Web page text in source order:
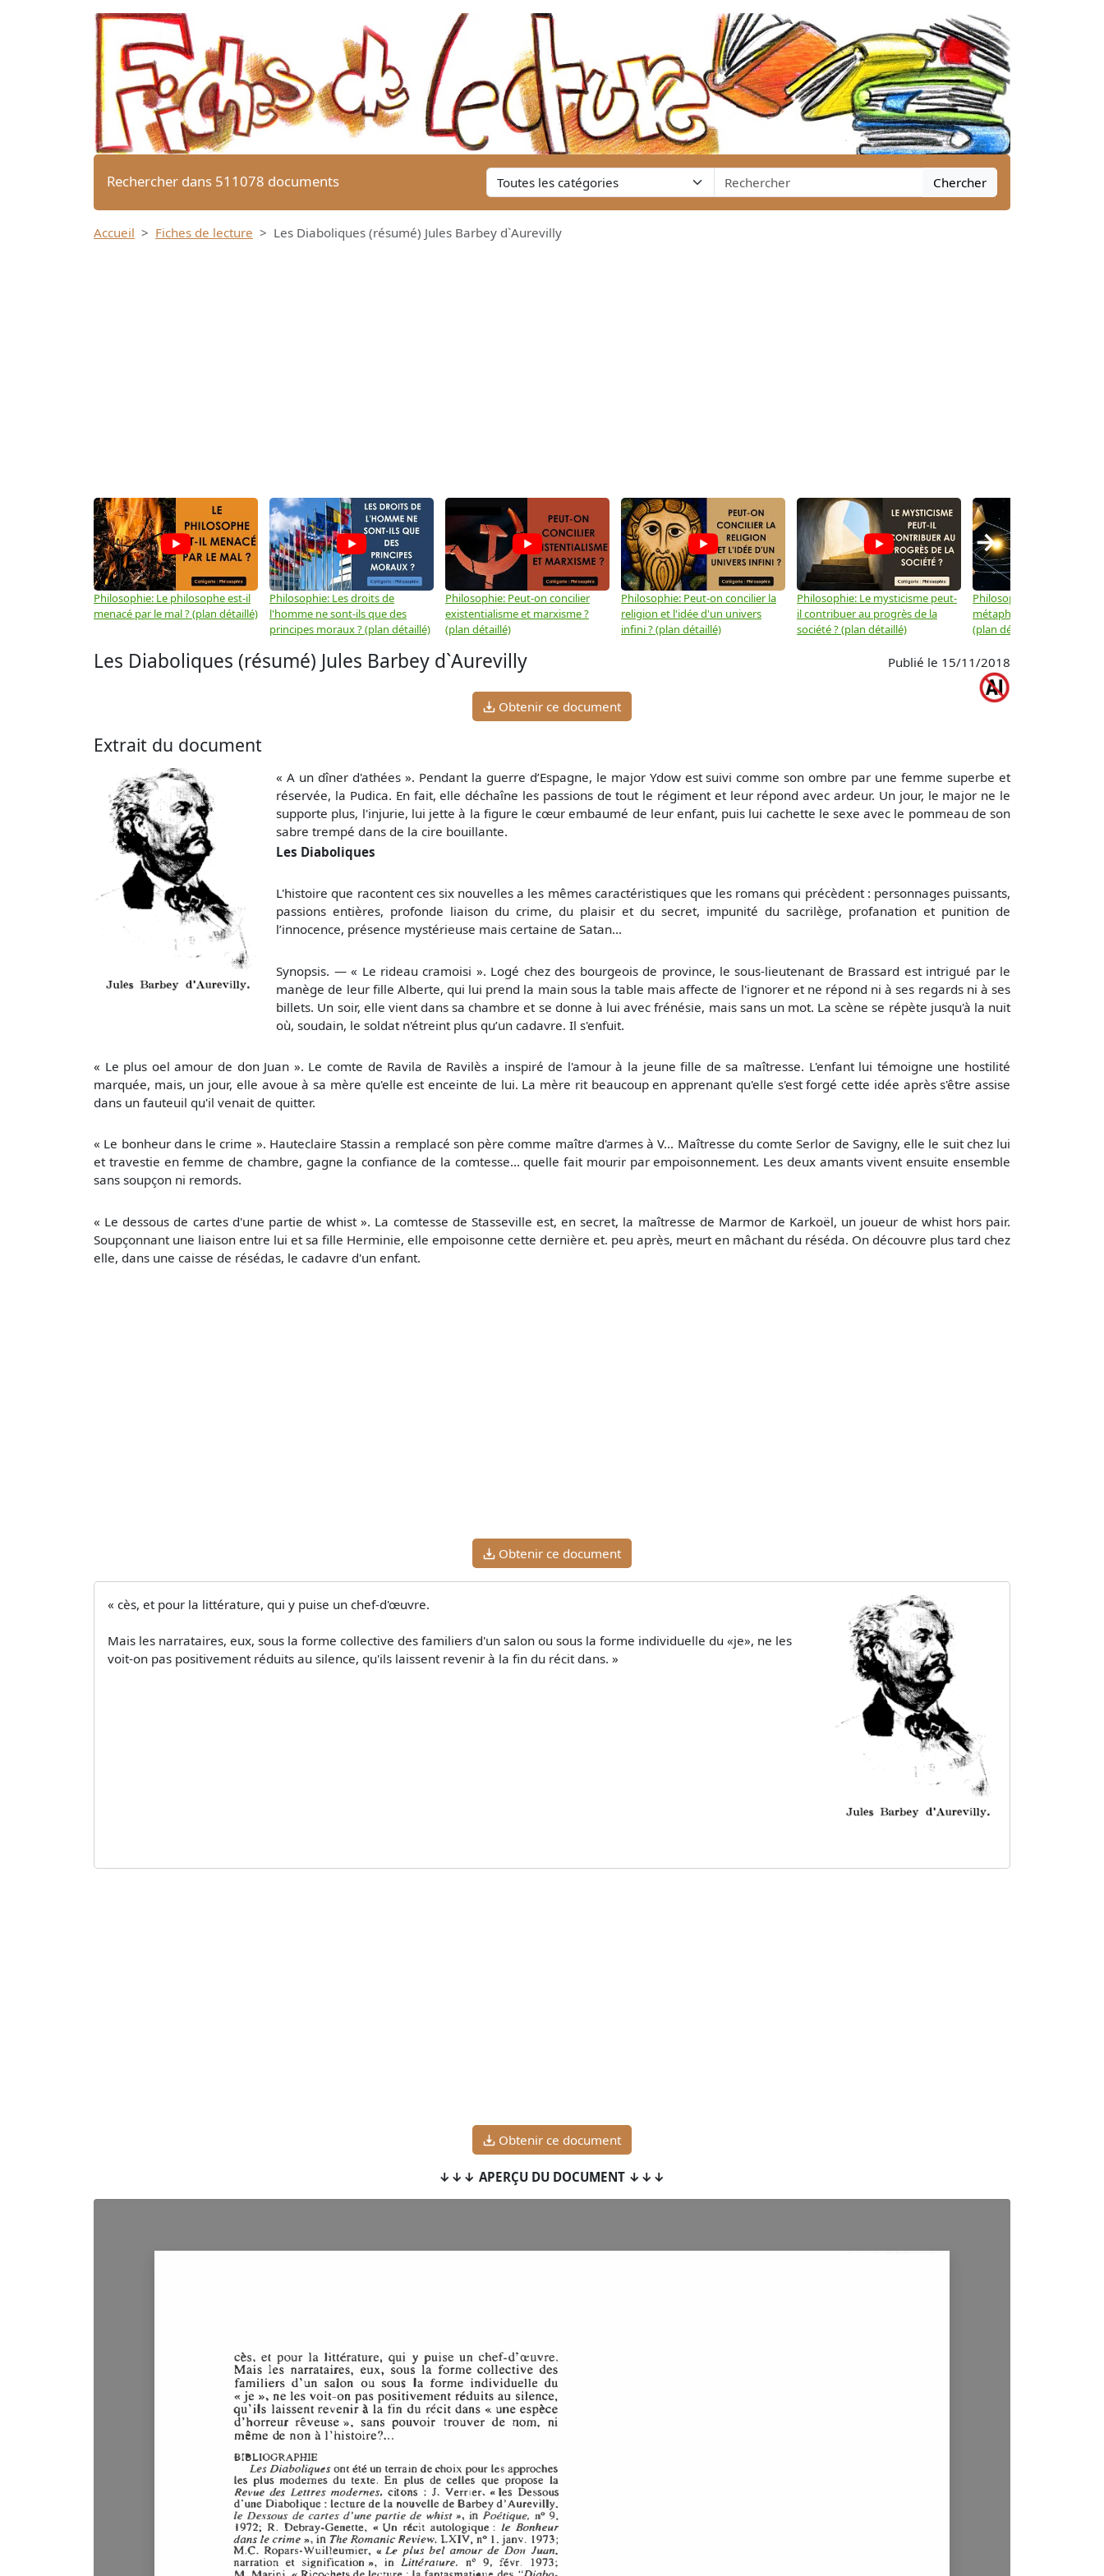
Rechercher dans 511078 documents Chercher
Accueil Fiches de lecture Les Diaboliques (résumé) Jules Barbey d`Aurevilly
Philosophie: Le philosophe est-il
menacé par le mal ? (plan détaillé)
Philosophie: Les droits de
l'homme ne sont-ils que des
principes moraux ? (plan détaillé)
Philosophie: Peut-on concilier
existentialisme et marxisme ?
(plan détaillé)
Philosophie: Peut-on concilier la
religion et l'idée d'un univers
infini ? (plan détaillé)
Philosophie: Le mysticisme peut-
il contribuer au progrès de la
société ? (plan détaillé)
Philosophie: Peut-on lier la
métaphysique à la
(plan détaillé)
→
Les Diaboliques (résumé) Jules Barbey d`Aurevilly Publié le 15/11/2018
Obtenir ce document
Extrait du document
« A un dîner d'athées ». Pendant la guerre d’Espagne, le major Ydow est suivi comme son ombre par une femme superbe et
réservée, la Pudica. En fait, elle déchaîne les passions de tout le régiment et leur répond avec ardeur. Un jour, le major ne le
supporte plus, l'injurie, lui jette à la figure le cœur embaumé de leur enfant, puis lui cachette le sexe avec le pommeau de son
sabre trempé dans de la cire bouillante.
Les Diaboliques
L'histoire que racontent ces six nouvelles a les mêmes caractéristiques que les romans qui précèdent : personnages puissants,
passions entières, profonde liaison du crime, du plaisir et du secret, impunité du sacrilège, profanation et punition de
l’innocence, présence mystérieuse mais certaine de Satan...
Synopsis. — « Le rideau cramoisi ». Logé chez des bourgeois de province, le sous-lieutenant de Brassard est intrigué par le
manège de leur fille Alberte, qui lui prend la main sous la table mais affecte de l'ignorer et ne répond ni à ses regards ni à ses
billets. Un soir, elle vient dans sa chambre et se donne à lui avec frénésie, mais sans un mot. La scène se répète jusqu'à la nuit
où, soudain, le soldat n'étreint plus qu’un cadavre. Il s'enfuit.
« Le plus oel amour de don Juan ». Le comte de Ravila de Ravilès a inspiré de l'amour à la jeune fille de sa maîtresse. L'enfant lui témoigne une hostilité
marquée, mais, un jour, elle avoue à sa mère qu'elle est enceinte de lui. La mère rit beaucoup en apprenant qu'elle s'est forgé cette idée après s'être assise
dans un fauteuil qu'il venait de quitter.
« Le bonheur dans le crime ». Hauteclaire Stassin a remplacé son père comme maître d'armes à V... Maîtresse du comte Serlor de Savigny, elle le suit chez lui
et travestie en femme de chambre, gagne la confiance de la comtesse... quelle fait mourir par empoisonnement. Les deux amants vivent ensuite ensemble
sans soupçon ni remords.
« Le dessous de cartes d'une partie de whist ». La comtesse de Stasseville est, en secret, la maîtresse de Marmor de Karkoël, un joueur de whist hors pair.
Soupçonnant une liaison entre lui et sa fille Herminie, elle empoisonne cette dernière et. peu après, meurt en mâchant du réséda. On découvre plus tard chez
elle, dans une caisse de résédas, le cadavre d'un enfant.
Obtenir ce document
« cès, et pour la littérature, qui y puise un chef-d'œuvre.
Mais les narrataires, eux, sous la forme collective des familiers d'un salon ou sous la forme individuelle du «je», ne les
voit-on pas positivement réduits au silence, qu'ils laissent revenir à la fin du récit dans. »
Obtenir ce document
↓↓↓ APERÇU DU DOCUMENT ↓↓↓